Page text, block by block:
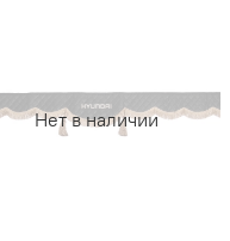
Нет в наличии